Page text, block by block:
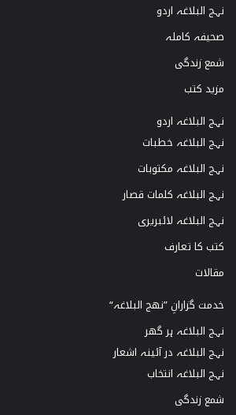
نہج البلاغہ اردو
صحیفہ کاملہ
شمع زندگی
مزید کتب
نہج البلاغہ اردو
نہج البلاغہ خطبات
نہج البلاغہ مکتوبات
نہج البلاغہ کلمات قصار
نہج البلاغہ لائبریری
کتب کا تعارف
مقالات
خدمت گزارانِ ”نھج البلاغہ“
نہج البلاغہ ہر گھر
نہج البلاغہ در آئینہ اشعار
نہج البلاغہ انتخاب
شمع زندگی